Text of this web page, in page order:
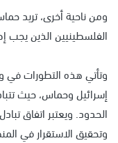
ومن ناحية أخرى، تريد
الفلسطينيين الذين يجب
وتأتي هذه التطورات في
إسرائيل وحماس، حيث
الحدود. ويعتبر اتفاق
وتحقيق الاستقرار في